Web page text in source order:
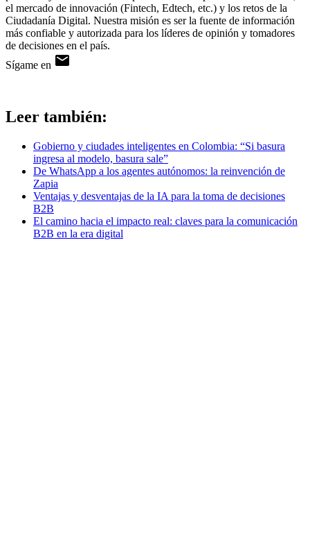
el mercado de innovación (Fintech, Edtech, etc.) y los retos de la
Ciudadanía Digital. Nuestra misión es ser la fuente de información
más confiable y autorizada para los líderes de opinión y tomadores
de decisiones en el país.
Sígame en
Leer también:
Gobierno y ciudades inteligentes en Colombia: “Si basura
ingresa al modelo, basura sale”
De WhatsApp a los agentes autónomos: la reinvención de
Zapia
Ventajas y desventajas de la IA para la toma de decisiones
B2B
El camino hacia el impacto real: claves para la comunicación
B2B en la era digital